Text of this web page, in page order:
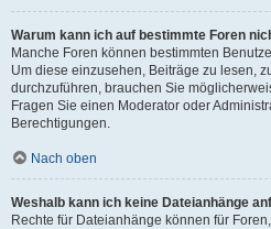
Warum kann ich auf bestimmte Foren
Manche Foren können bestimmten
Um diese einzusehen, Beiträge zu lesen,
durchzuführen, brauchen Sie
Fragen Sie einen Moderator oder
Berechtigungen.
Nach oben
Weshalb kann ich keine Dateianhänge
Rechte für Dateianhänge können für